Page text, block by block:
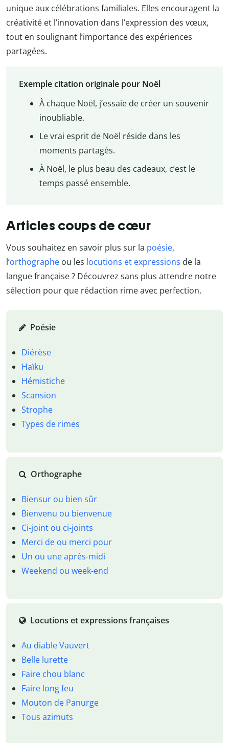
unique aux célébrations familiales. Elles encouragent la
créativité et l’innovation dans l’expression des vœux,
tout en soulignant l’importance des expériences
partagées.
Exemple citation originale pour Noël
À chaque Noël, j’essaie de créer un souvenir
inoubliable.
Le vrai esprit de Noël réside dans les
moments partagés.
À Noël, le plus beau des cadeaux, c’est le
temps passé ensemble.
Articles coups de cœur
Vous souhaitez en savoir plus sur la poésie,
l’orthographe ou les locutions et expressions de la
langue française ? Découvrez sans plus attendre notre
sélection pour que rédaction rime avec perfection.
Poésie
Diérèse
Haïku
Hémistiche
Scansion
Strophe
Types de rimes
Orthographe
Biensur ou bien sûr
Bienvenu ou bienvenue
Ci-joint ou ci-joints
Merci de ou merci pour
Un ou une après-midi
Weekend ou week-end
Locutions et expressions françaises
Au diable Vauvert
Belle lurette
Faire chou blanc
Faire long feu
Mouton de Panurge
Tous azimuts